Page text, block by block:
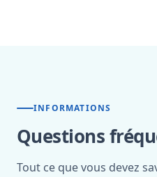
INFORMATIONS
Questions
Tout ce que vous devez